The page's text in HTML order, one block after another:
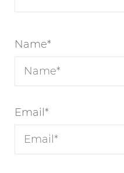
Name*
Email *